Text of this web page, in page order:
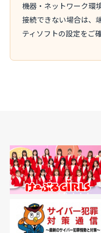
機器・ネットワーク環
接続できない場合は、
ティソフトの設定をご